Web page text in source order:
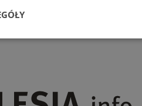
Targetowanie